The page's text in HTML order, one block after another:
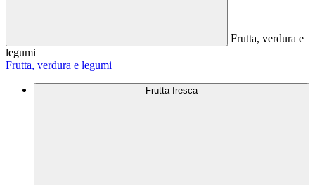
Frutta, verdura e
legumi
Frutta, verdura e legumi
Frutta fresca